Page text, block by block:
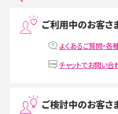
MNOとは？MVNOやMVNEとの違いやメリット
VPN接続とは？仕組みや必要性、メリット・
Instagram（インスタグラム）でスクショす
ご利用中のお客さ
よくあるご質問・各
チャットでお問い合
ご検討中のお客さ